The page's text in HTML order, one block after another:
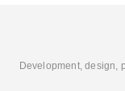
Development, design,